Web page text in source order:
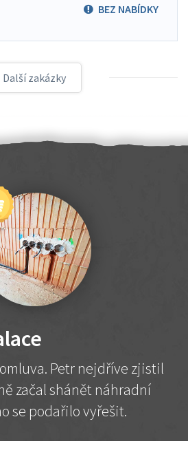
BEZ NABÍDKY
Další zakázky
Petr nejdříve zjistil
začal shánět náhradní
se podařilo vyřešit.